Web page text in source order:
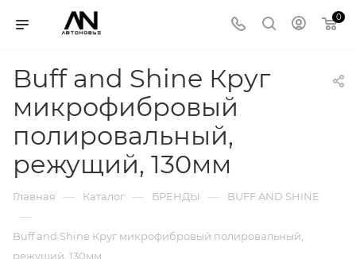
0
Buff and Shine Круг
микрофибровый
полировальный,
режущий, 130мм
Главная — Каталог — БРЕНДЫ — BUFF AND SHINE
—
Buff and Shine Круг микрофибровый полировальный,
режущий, 130мм